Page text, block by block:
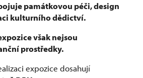
památkovou péči, design
kulturního dědictví.
však nejsou
prostředky.
expozice dosahují